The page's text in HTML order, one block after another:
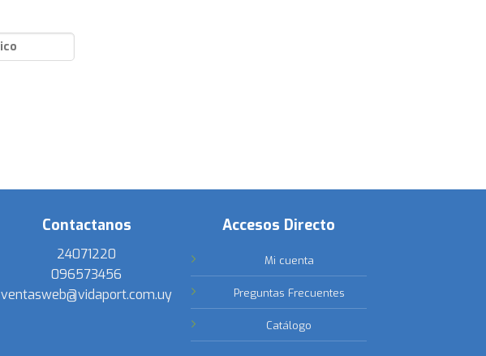
Contactanos
24071220
096573456
ventasweb@vidaport.com.uy
Accesos Directo
Mi cuenta
Preguntas Frecuentes
Catálogo